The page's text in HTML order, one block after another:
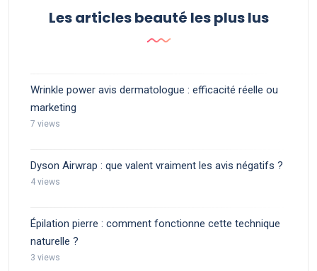
Les articles beauté les plus lus
Wrinkle power avis dermatologue : efficacité réelle ou
marketing
7 views
Dyson Airwrap : que valent vraiment les avis négatifs ?
4 views
Épilation pierre : comment fonctionne cette technique
naturelle ?
3 views